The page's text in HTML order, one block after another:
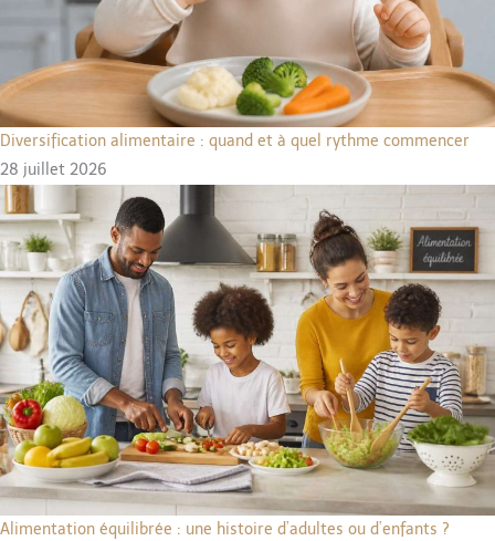
Diversification alimentaire : quand et à quel rythme commencer
28 juillet 2026
Alimentation équilibrée : une histoire d’adultes ou d’enfants ?